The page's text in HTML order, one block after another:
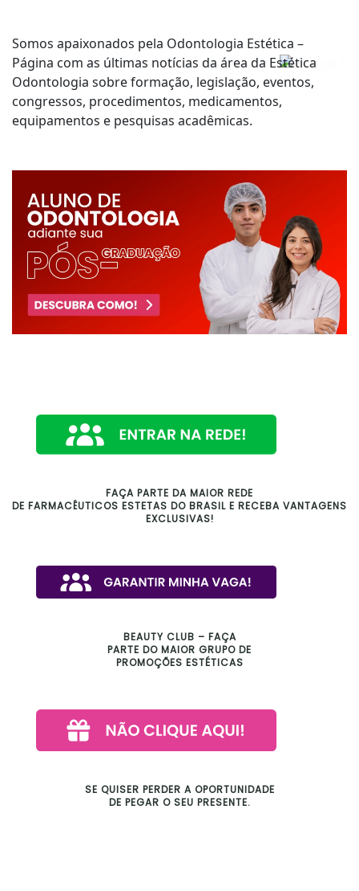
Somos apaixonados pela Odontologia Estética –
Página com as últimas notícias da área da Estética
Odontologia sobre formação, legislação, eventos,
congressos, procedimentos, medicamentos,
equipamentos e pesquisas acadêmicas.
FAÇA PARTE DA MAIOR REDE
DE FARMACÊUTICOS ESTETAS DO BRASIL E RECEBA VANTAGENS
EXCLUSIVAS!
BEAUTY CLUB – FAÇA
PARTE DO MAIOR GRUPO DE
PROMOÇÕES ESTÉTICAS
SE QUISER PERDER A OPORTUNIDADE
DE PEGAR O SEU PRESENTE.